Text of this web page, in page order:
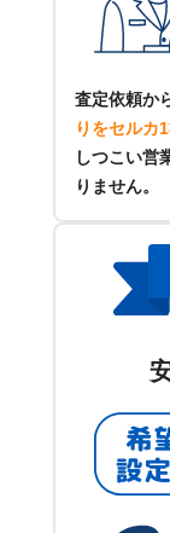
査定依頼か
りをセルカ
しつこい営
りません。